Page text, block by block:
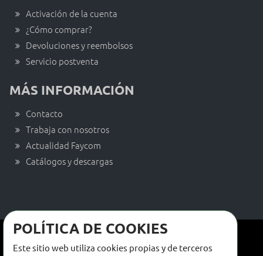
Activación de la cuenta
¿Cómo comprar?
Devoluciones y reembolsos
Servicio postventa
MÁS INFORMACIÓN
Contacto
Trabaja con nosotros
Actualidad Faycom
Catálogos y descargas
POLÍTICA DE COOKIES
Este sitio web utiliza cookies propias y de terceros